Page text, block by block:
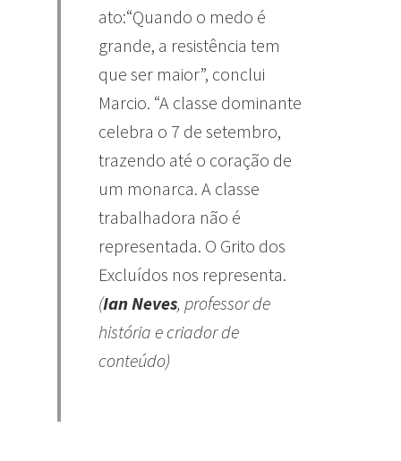
ato:“Quando o medo é
grande, a resistência tem
que ser maior”, conclui
Marcio. “A classe dominante
celebra o 7 de setembro,
trazendo até o coração de
um monarca. A classe
trabalhadora não é
representada. O Grito dos
Excluídos nos representa.
(Ian Neves, professor de
história e criador de
conteúdo)